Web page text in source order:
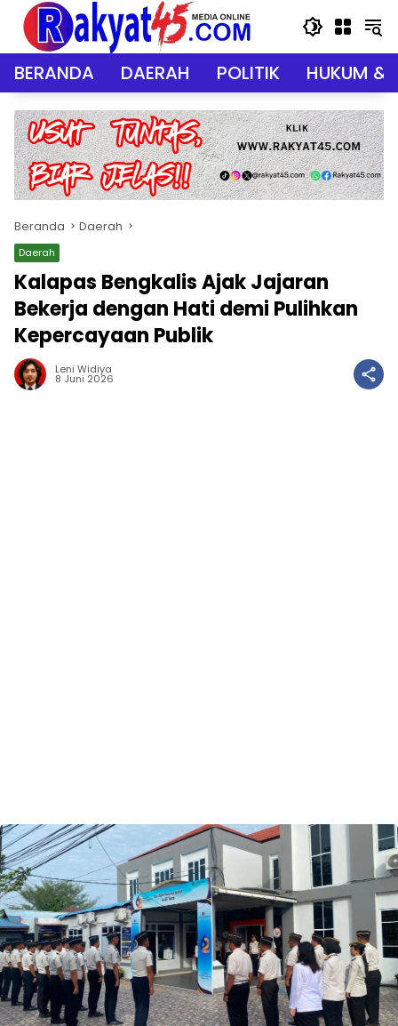
Langsung
konten
BERANDA DAERAH POLITIK HUKUM &
Beranda Daerah
Daerah
Kalapas Bengkalis Ajak Jajaran
Bekerja dengan Hati demi Pulihkan
Kepercayaan Publik
Leni Widiya
8 Juni 2026